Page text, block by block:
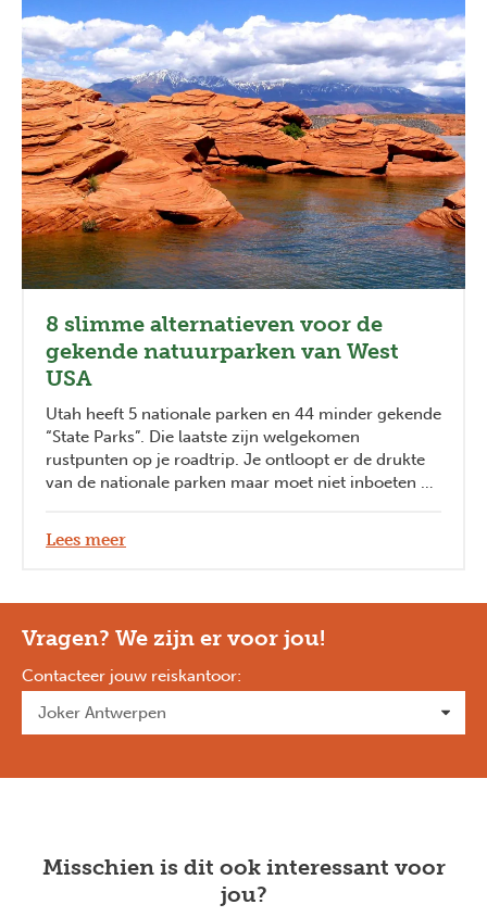
8 slimme alternatieven voor de
gekende natuurparken van West
USA
Utah heeft 5 nationale parken en 44 minder gekende
“State Parks”. Die laatste zijn welgekomen
rustpunten op je roadtrip. Je ontloopt er de drukte
van de nationale parken maar moet niet inboeten op
Lees meer
Vragen? We zijn er voor jou!
Contacteer jouw reiskantoor:
Misschien is dit ook interessant voor
jou?